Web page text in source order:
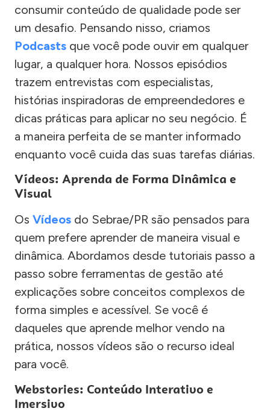
consumir conteúdo de qualidade pode ser
um desafio. Pensando nisso, criamos
Podcasts que você pode ouvir em qualquer
lugar, a qualquer hora. Nossos episódios
trazem entrevistas com especialistas,
histórias inspiradoras de empreendedores e
dicas práticas para aplicar no seu negócio. É
a maneira perfeita de se manter informado
enquanto você cuida das suas tarefas diárias.
Vídeos: Aprenda de Forma Dinâmica e
Visual
Os Vídeos do Sebrae/PR são pensados para
quem prefere aprender de maneira visual e
dinâmica. Abordamos desde tutoriais passo a
passo sobre ferramentas de gestão até
explicações sobre conceitos complexos de
forma simples e acessível. Se você é
daqueles que aprende melhor vendo na
prática, nossos vídeos são o recurso ideal
para você.
Webstories: Conteúdo Interativo e
Imersivo